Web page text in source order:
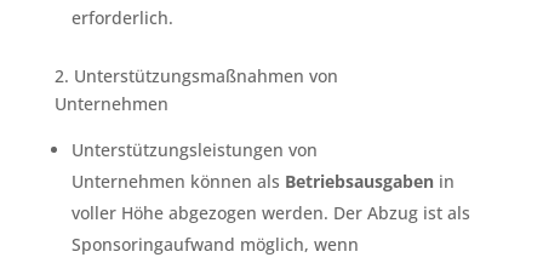
erforderlich.
2. Unterstützungsmaßnahmen von
Unternehmen
Unterstützungsleistungen von
Unternehmen können als Betriebsausgabenin
voller Höhe abgezogen werden. Der Abzug ist als
Sponsoringaufwand möglich, wenn